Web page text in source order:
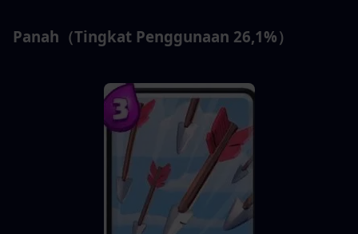
Panah（Tingkat Penggunaan 26,1%）